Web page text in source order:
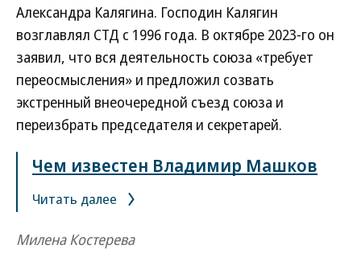
Александра Калягина. Господин Калягин
возглавлял СТД с 1996 года. В октябре 2023-го он
заявил, что вся деятельность союза «требует
переосмысления» и предложил созвать
экстренный внеочередной съезд союза и
переизбрать председателя и секретарей.
Чем известен Владимир Машков
Читать далее
Милена Костерева